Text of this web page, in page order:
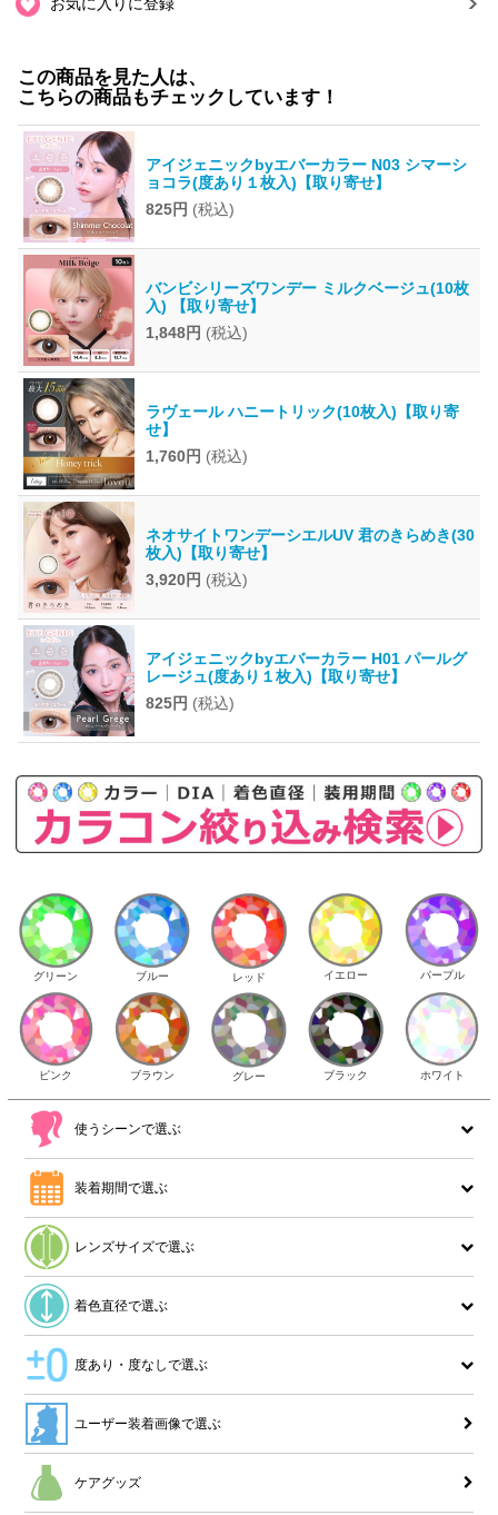
この商品を見た人は、
こちらの商品もチェックしています！
アイジェニックbyエバーカラー N03 シマーシ
ョコラ(度あり１枚入)【取り寄せ】
825円 (税込)
バンビシリーズワンデー ミルクベージュ(10枚
入) 【取り寄せ】
1,848円 (税込)
ラヴェール ハニートリック(10枚入)【取り寄
せ】
1,760円 (税込)
ネオサイトワンデーシエルUV 君のきらめき(30
枚入)【取り寄せ】
3,920円 (税込)
アイジェニックbyエバーカラー H01 パールグ
レージュ(度あり１枚入)【取り寄せ】
825円 (税込)
グリーン ブルー レッド イエロー パープル
ピンク ブラウン グレー ブラック ホワイト
使うシーンで選ぶ
装着期間で選ぶ
レンズサイズで選ぶ
着色直径で選ぶ
度あり・度なしで選ぶ
ユーザー装着画像で選ぶ
ケアグッズ